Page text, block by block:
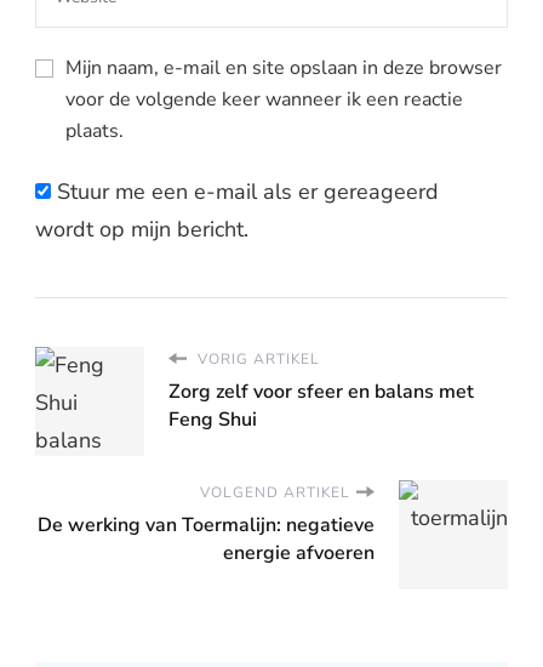
Mijn naam, e-mail en site opslaan in deze browser
voor de volgende keer wanneer ik een reactie
plaats.
Stuur me een e-mail als er gereageerd
wordt op mijn bericht.
VORIG ARTIKEL
Zorg zelf voor sfeer en balans met
Feng Shui
VOLGEND ARTIKEL
De werking van Toermalijn: negatieve
energie afvoeren